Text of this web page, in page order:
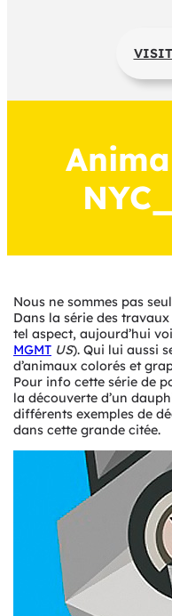
Nous ne sommes pas
Dans la série des
tel aspect, aujourd’hui
MGMT US). Qui lui aussi
d’animaux colorés et
Pour info cette série de
la découverte d’un
différents exemples de
dans cette grande citée.